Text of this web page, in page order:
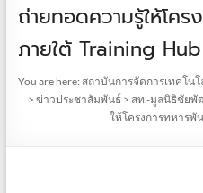
ถ่ายทอดความรู้ให้โค
ภายใต้ Training
You are here: สถาบันการจัดการเทคโน
>ข่าวประชาสัมพันธ์ > สท.-มูลนิธิชัยพั
ให้โครงการทหารพั